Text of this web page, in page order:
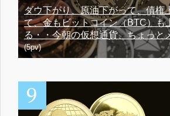
ダウ下がり、原油下がって、債権
て、金もビットコイン（BTC）も
る・・今朝の仮想通貨、ちょっと
(5pv)